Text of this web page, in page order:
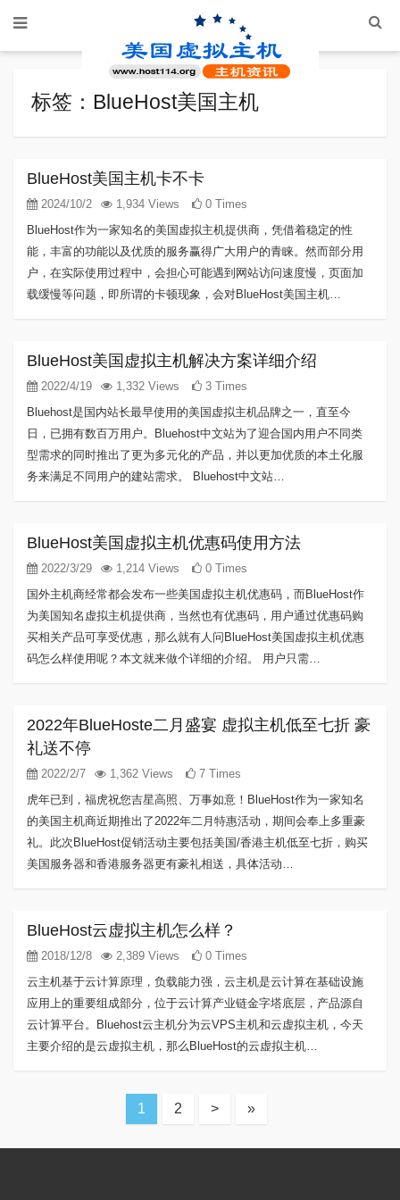
标签：BlueHost美国主机
BlueHost美国主机卡不卡
2024/10/2 1,934 Views
0 Times
BlueHost作为一家知名的美国虚拟主机提供商，凭借着稳定的性
能，丰富的功能以及优质的服务赢得广大用户的青睐。然而部分用
户，在实际使用过程中，会担心可能遇到网站访问速度慢，页面加
载缓慢等问题，即所谓的卡顿现象，会对BlueHost美国主机…
BlueHost美国虚拟主机解决方案详细介绍
2022/4/19 1,332 Views
3 Times
Bluehost是国内站长最早使用的美国虚拟主机品牌之一，直至今
日，已拥有数百万用户。Bluehost中文站为了迎合国内用户不同类
型需求的同时推出了更为多元化的产品，并以更加优质的本土化服
务来满足不同用户的建站需求。 Bluehost中文站…
BlueHost美国虚拟主机优惠码使用方法
2022/3/29 1,214 Views
0 Times
国外主机商经常都会发布一些美国虚拟主机优惠码，而BlueHost作
为美国知名虚拟主机提供商，当然也有优惠码，用户通过优惠码购
买相关产品可享受优惠，那么就有人问BlueHost美国虚拟主机优惠
码怎么样使用呢？本文就来做个详细的介绍。 用户只需…
2022年BlueHoste二月盛宴 虚拟主机低至七折 豪
礼送不停
2022/2/7 1,362 Views
7 Times
虎年已到，福虎祝您吉星高照、万事如意！BlueHost作为一家知名
的美国主机商近期推出了2022年二月特惠活动，期间会奉上多重豪
礼。此次BlueHost促销活动主要包括美国/香港主机低至七折，购买
美国服务器和香港服务器更有豪礼相送，具体活动…
BlueHost云虚拟主机怎么样？
2018/12/8 2,389 Views
0 Times
云主机基于云计算原理，负载能力强，云主机是云计算在基础设施
应用上的重要组成部分，位于云计算产业链金字塔底层，产品源自
云计算平台。Bluehost云主机分为云VPS主机和云虚拟主机，今天
主要介绍的是云虚拟主机，那么BlueHost的云虚拟主机…
1 2 > »